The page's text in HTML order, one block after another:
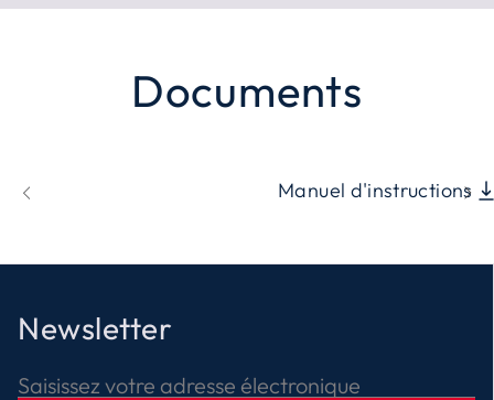
Documents
Manuel d'instructions
Newsletter
Saisissez votre adresse électronique